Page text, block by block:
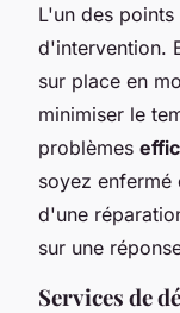
L'un des
d'intervention.
sur place en
minimiser le
problèmes
soyez enfermé
d'une
sur une
Services de